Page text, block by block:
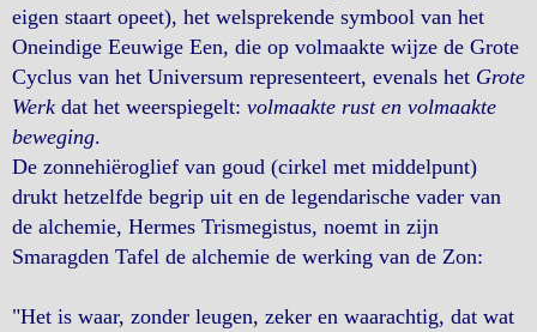
eigen staart opeet), het welsprekende symbool van het
Oneindige Eeuwige Een, die op volmaakte wijze de Grote
Cyclus van het Universum representeert, evenals het Grote
Werk dat het weerspiegelt: volmaakte rust en volmaakte
beweging.
De zonnehiëroglief van goud (cirkel met middelpunt)
drukt hetzelfde begrip uit en de legendarische vader van
de alchemie, Hermes Trismegistus, noemt in zijn
Smaragden Tafel de alchemie de werking van de Zon:
"Het is waar, zonder leugen, zeker en waarachtig, dat wat